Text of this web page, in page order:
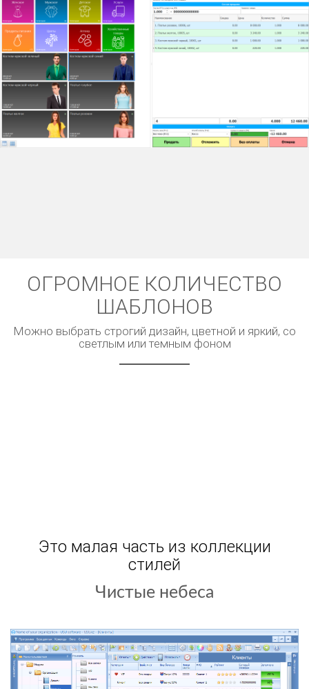
ОГРОМНОЕ КОЛИЧЕСТВО
ШАБЛОНОВ
Можно выбрать строгий дизайн, цветной и яркий, со
светлым или темным фоном
Это малая часть из коллекции
стилей
Игровой дизайн